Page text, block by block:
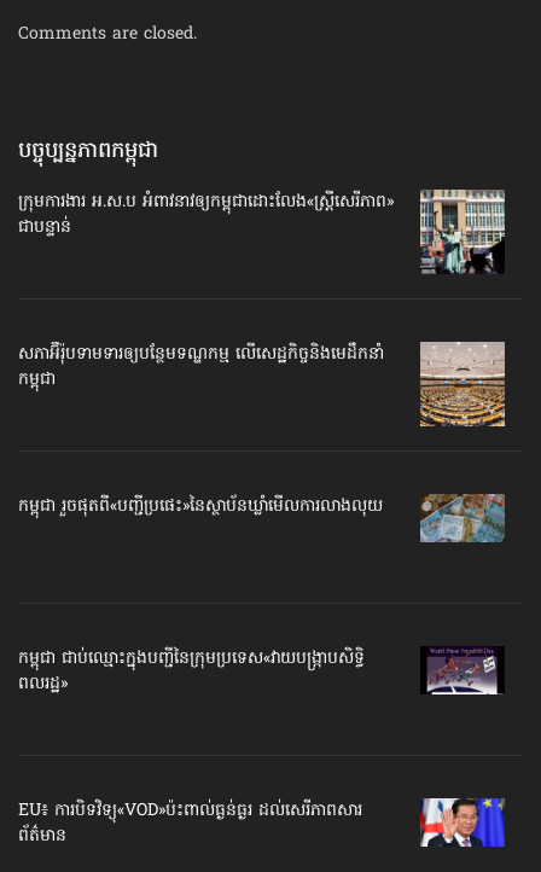
Comments are closed.
បច្ចុប្បន្នភាព​កម្ពុជា
ក្រុមការងារ អ.ស.ប អំពាវនាវ​ឲ្យកម្ពុជា​ដោះលែង​«ស្ត្រីសេរីភាព»​
ជាបន្ទាន់
សភាអ៊ឺរ៉ុបទាមទារ​ឲ្យបន្ថែម​ទណ្ឌកម្ម លើសេដ្ឋកិច្ច​និងមេដឹកនាំ
កម្ពុជា
កម្ពុជា រួចផុតពី«បញ្ជីប្រផេះ»​នៃស្ថាប័ន​ឃ្លាំមើល​ការលាងលុយ
កម្ពុជា ជាប់ឈ្មោះ​​ក្នុងបញ្ជី​​នៃក្រុមប្រទេស​«វាយបង្ក្រាប​សិទ្ធិ
ពលរដ្ឋ»
EU៖ ការបិទវិទ្យុ«VOD»ប៉ះពាល់ធ្ងន់ធ្ងរ ដល់សេរីភាព​សារ
ព័ត៌មាន